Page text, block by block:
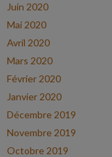
Juin 2020
Mai 2020
Avril 2020
Mars 2020
Février 2020
Janvier 2020
Décembre 2019
Novembre 2019
Octobre 2019